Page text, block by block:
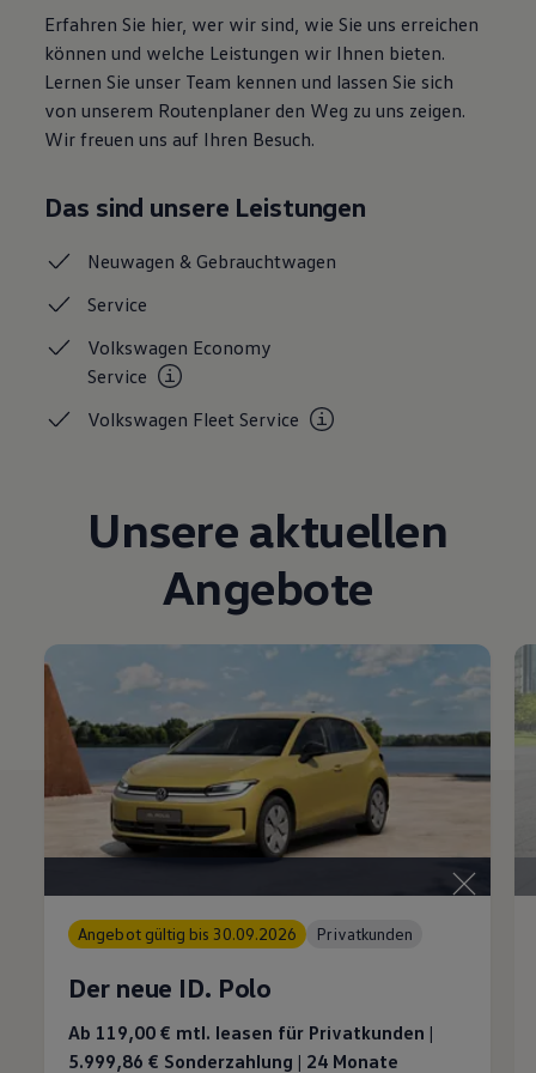
Magazin
Lifestyle
Transport
Familie
Elektromobilität
Volkswagen R
Pannen- und Unfallhilfe
Erfahren Sie hier, wer wir sind, wie Sie uns erreichen
können und welche Leistungen wir Ihnen bieten.
Lernen Sie unser Team kennen und lassen Sie sich
von unserem Routenplaner den Weg zu uns zeigen.
Wir freuen uns auf Ihren Besuch.
Das sind unsere Leistungen
Neuwagen &Gebrauchtwagen
Service
Volkswagen Economy
Service
Volkswagen FleetService
Unsere aktuellen
Angebote
Angebot gültig bis 30.09.2026 Privatkunden
Der neue ID. Polo
Ab 119,00 € mtl. leasen für Privatkunden |
5.999,86 € Sonderzahlung | 24 Monate